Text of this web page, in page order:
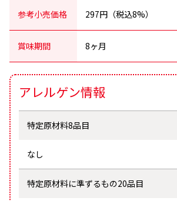
参考小売価格 297円（税込8%）
賞味期間 8ヶ月
アレルゲン情報
特定原材料8品目
なし
特定原材料に準ずるもの20品目